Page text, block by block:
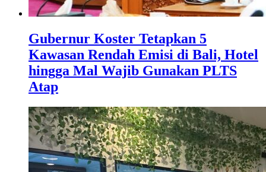
Gubernur Koster Tetapkan 5
Kawasan Rendah Emisi di Bali, Hotel
hingga Mal Wajib Gunakan PLTS
Atap